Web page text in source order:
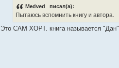
Medved_ писал(а):
Пытаюсь вспомнить книгу и автора.
Это САМ ХОРТ. книга называется "Дан"